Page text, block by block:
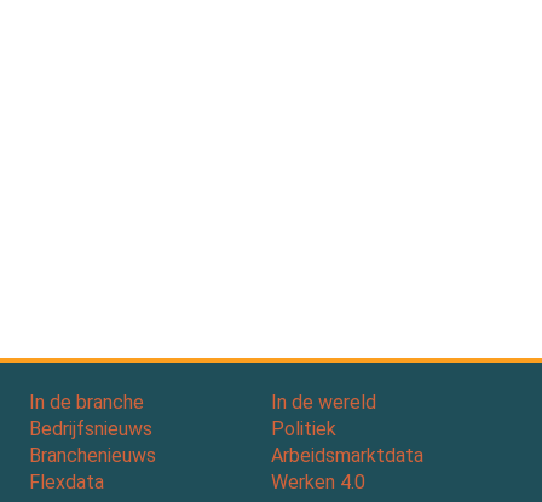
In de branche
Bedrijfsnieuws
Branchenieuws
Flexdata
In de wereld
Politiek
Arbeidsmarktdata
Werken 4.0